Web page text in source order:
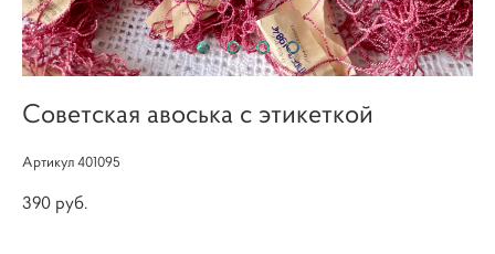
Советская авоська с этикеткой
Артикул 401095
390 pуб.